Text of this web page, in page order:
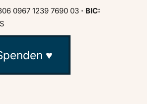
0967 1239 7690 03 · BIC:
♥